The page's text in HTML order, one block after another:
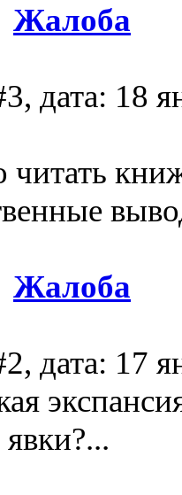
Жалоба
дата: 18
читать
Жалоба
дата: 17